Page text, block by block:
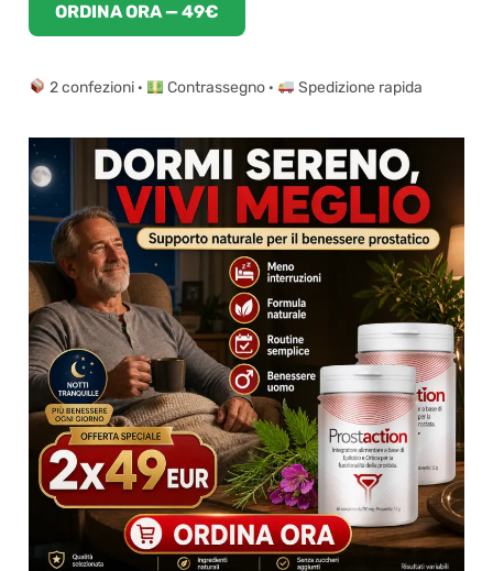
ORDINA ORA — 49€
2 confezioni · Contrassegno · Spedizione rapida